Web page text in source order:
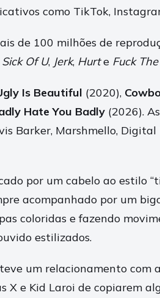
como TikTok,
de 100 milhões de
Sick Of U, Jerk, Hurte Fuck
Is Beautiful (2020),
Hate You Badly (2026).
Barker, Marshmello,
por um cabelo ao estilo
acompanhado por um
coloridas e fazendo
estilizados.
um relacionamento com
X e Kid Laroi de copiarem